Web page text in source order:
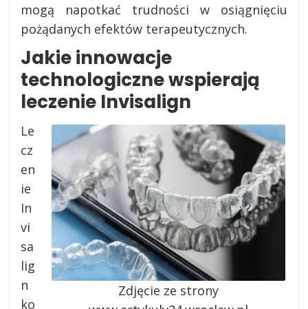
mogą napotkać trudności w osiągnięciu
pożądanych efektów terapeutycznych.
Jakie innowacje
technologiczne wspierają
leczenie Invisalign
Zdjęcie ze strony
Le
cz
en
ie
In
vi
sa
lig
n
ko